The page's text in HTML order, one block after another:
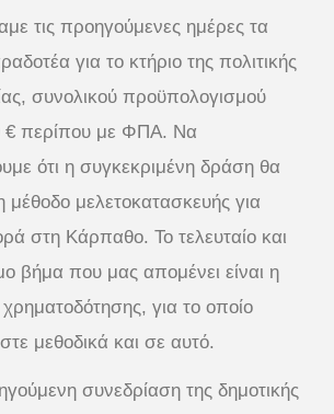
τις προηγούμενες ημέρες τα
για το κτήριο της πολιτικής
συνολικού προϋπολογισμού
€ περίπου με ΦΠΑ. Να
ότι η συγκεκριμένη δράση θα
μέθοδο μελετοκατασκευής για
στη Κάρπαθο. Το τελευταίο και
βήμα που μας απομένει είναι η
για το οποίο
μεθοδικά και σε αυτό.
συνεδρίαση της δημοτικής